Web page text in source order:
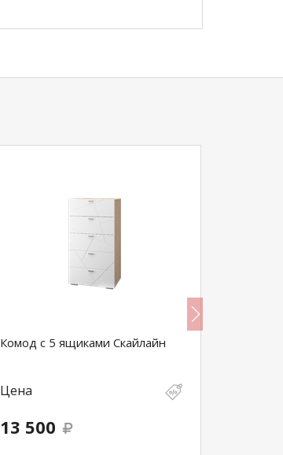
Комод с 5 ящиками Скайлайн
Цена
13 500